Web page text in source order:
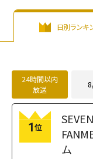
igh">
日別ランキ
24時間以内
放送
1位
ム